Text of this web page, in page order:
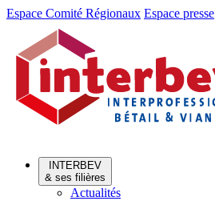
Aller
Aller
contenu
Espace Comité Régionaux Espace presse
INTERBEV
& ses filières
Actualités